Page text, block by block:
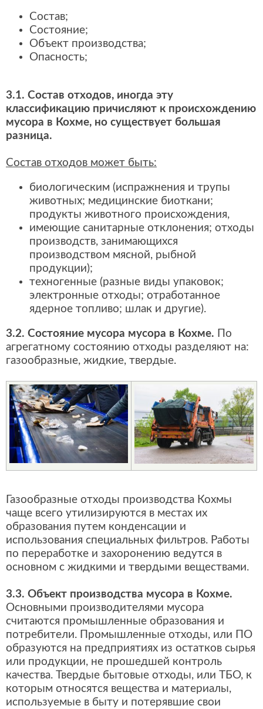
Состав;
Состояние;
Объект производства;
Опасность;
3.1. Состав отходов, иногда эту
классификацию причисляют к происхождению
мусора в Кохме, но существует большая
разница.
Состав отходов может быть:
биологическим (испражнения и трупы
животных; медицинские биоткани;
продукты животного происхождения,
имеющие санитарные отклонения; отходы
производств, занимающихся
производством мясной, рыбной
продукции);
техногенные (разные виды упаковок;
электронные отходы; отработанное
ядерное топливо; шлак и другие).
3.2. Состояние мусора мусора в Кохме. По
агрегатному состоянию отходы разделяют на:
газообразные, жидкие, твердые.
Газообразные отходы производства Кохмы
чаще всего утилизируются в местах их
образования путем конденсации и
использования специальных фильтров. Работы
по переработке и захоронению ведутся в
основном с жидкими и твердыми веществами.
3.3. Объект производства мусора в Кохме.
Основными производителями мусора
считаются промышленные образования и
потребители. Промышленные отходы, или ПО
образуются на предприятиях из остатков сырья
или продукции, не прошедшей контроль
качества. Твердые бытовые отходы, или ТБО, к
которым относятся вещества и материалы,
используемые в быту и потерявшие свои